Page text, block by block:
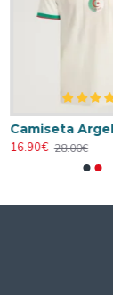
16.90€
28.00€